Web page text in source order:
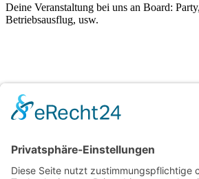
Deine Veranstaltung bei uns an Board:
Betriebsausflug, usw.